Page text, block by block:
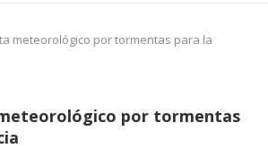
meteorológico por tormentas para la
por tormentas